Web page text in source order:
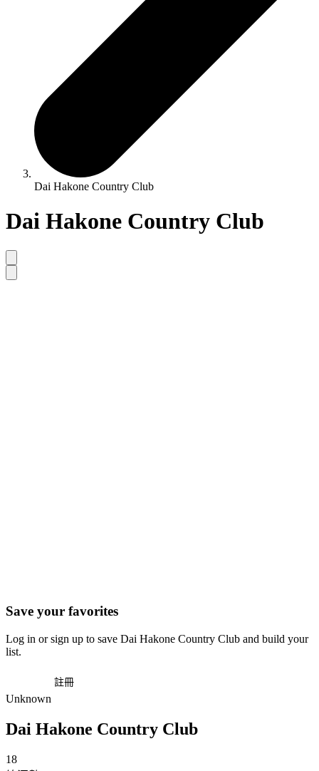
Dai Hakone Country Club
Dai Hakone Country Club
Save your favorites
Log in or sign up to save Dai Hakone Country Club and build your
list.
註冊
Unknown
Dai Hakone Country Club
18